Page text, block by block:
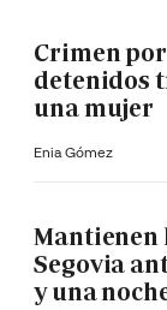
Crimen
detenidos
una mujer
Enia Gómez
Mantienen
Segovia
y una